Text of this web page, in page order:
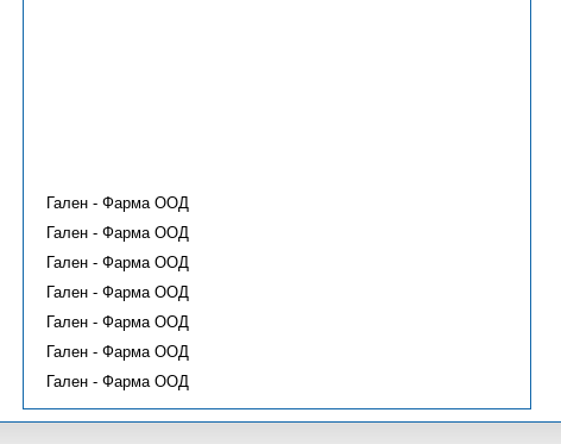
Гален - Фарма ООД
Гален - Фарма ООД
Гален - Фарма ООД
Гален - Фарма ООД
Гален - Фарма ООД
Гален - Фарма ООД
Гален - Фарма ООД